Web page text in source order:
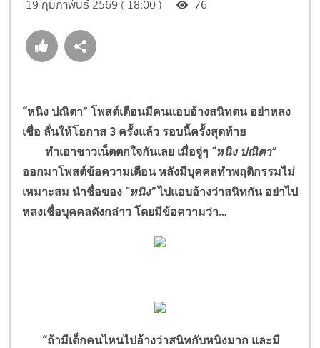
19 กุมภาพันธ์ 2569 ( 18:00 ) 76
“หนิง ปณิตา” โพสต์เตือนมีคนแอบอ้างสนิทตน อย่าหลง
เชื่อ ลั่นให้โอกาส 3 ครั้งแล้ว รอบนี้ครั้งสุดท้าย
ทำเอาชาวเน็ตตกใจกันเลย เมื่อจู่ๆ “หนิง ปณิตา”
ออกมาโพสต์ข้อความเตือน หลังมีบุคคลทำพฤติกรรมไม่
เหมาะสม นำชื่อของ “หนิง”ไปแอบอ้างว่าสนิทกัน อย่าไป
หลงเชื่อบุคคลดังกล่าว โดยมีข้อความว่า…
“ถ้ามีเด็กคนไหนไปอ้างว่าสนิทกับหนิงมาก และมี